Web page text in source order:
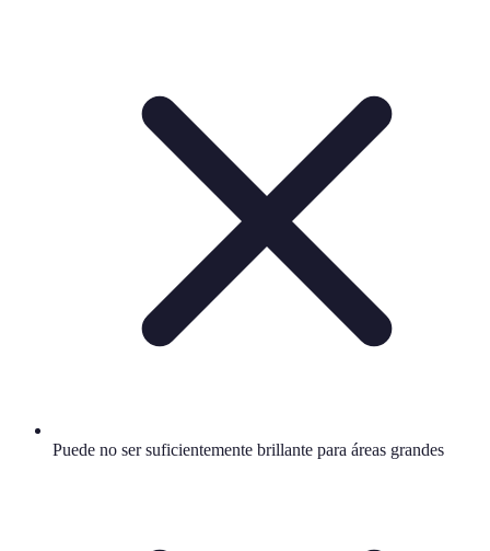
Puede no ser suficientemente brillante para áreas grandes